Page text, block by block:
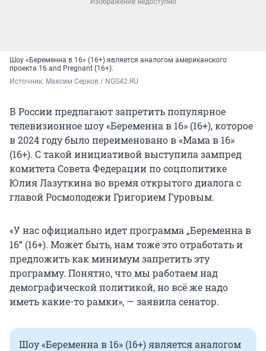
Шоу «Беременна в 16» (16+) является аналогом американского
проекта 16 and Pregnant (16+).
Источник: Максим Серков / NGS42.RU
В России предлагают запретить популярное
телевизионное шоу «Беременна в 16» (16+), которое
в 2024 году было переименовано в «Мама в 16»
(16+). С такой инициативой выступила зампред
комитета Совета Федерации по соцполитике
Юлия Лазуткина во время открытого диалога с
главой Росмолодежи Григорием Гуровым.
«У нас официально идет программа „Беременна в
16“ (16+). Может быть, нам тоже это отработать и
предложить как минимум запретить эту
программу. Понятно, что мы работаем над
демографической политикой, но всё же надо
иметь какие-то рамки», — заявила сенатор.
Шоу «Беременна в 16» (16+) является аналогом